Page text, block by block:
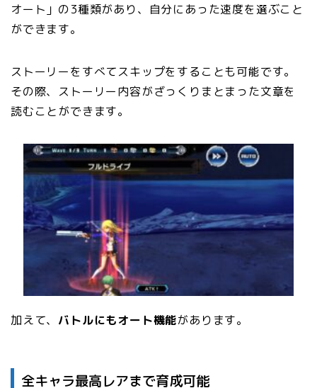
オート」の3種類があり、自分にあった速度を選ぶこと
ができます。
ストーリーをすべてスキップをすることも可能です。
その際、 ストーリー内容がざっくりまとまった文章を
読むことができます。
加えて、 バトルにもオート機能があります。
全キャラ最高レアまで育成可能